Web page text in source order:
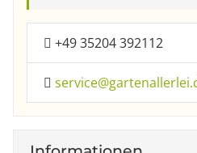
+49 35204 392112